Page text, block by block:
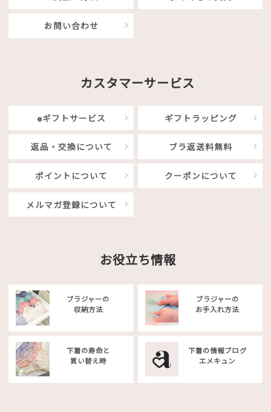
お問い合わせ
カスタマーサービス
eギフトサービス ギフトラッピング
返品・交換について ブラ返送料無料
ポイントについて クーポンについて
メルマガ登録について
お役立ち情報
ブラジャーの
収納方法
ブラジャーの
お手入れ方法
下着の寿命と
買い替え時
下着の情報ブログ
エメキュン